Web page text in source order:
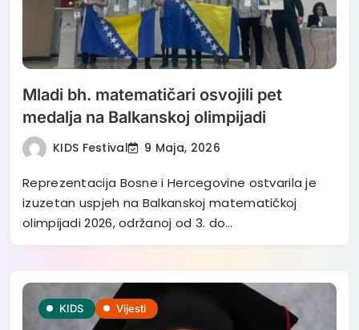
Mladi bh. matematičari osvojili pet
medalja na Balkanskoj olimpijadi
KIDS Festival 9 Maja, 2026
Reprezentacija Bosne i Hercegovine ostvarila je
izuzetan uspjeh na Balkanskoj matematičkoj
olimpijadi 2026, održanoj od 3. do…
KIDS Vijesti